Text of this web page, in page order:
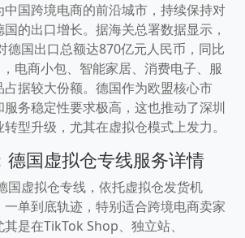
国跨境电商的前沿城市，持续保持对
的出口增长。据海关总署数据显示，
德国出口总额达870亿元人民币，同比
电商小包、智能家居、消费电子、服
据较大份额。德国作为欧盟核心市
务稳定性要求极高，这也推动了深圳
型升级，尤其在虚拟仓模式上发力。
德国虚拟仓专线服务详情
国虚拟仓专线，依托虚拟仓发货机
单到底轨迹，特别适合跨境电商卖家
是在TikTok Shop、独立站、